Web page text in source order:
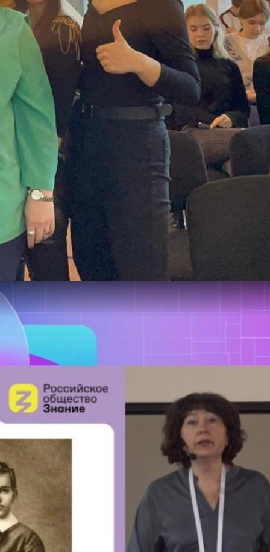
«Россия – мои горизонты»
поможет школьникам с
выбором актуальной профессии
5 августа 2026
НГПУ ждет первокурсников на
собрания по зачислению
4 августа 2026